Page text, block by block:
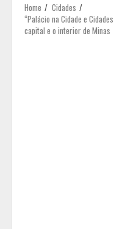
Home
Cidades
“Palácio na Cidade e
capital e o interior de Minas